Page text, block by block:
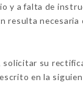
y a falta de
resulta
su
en la